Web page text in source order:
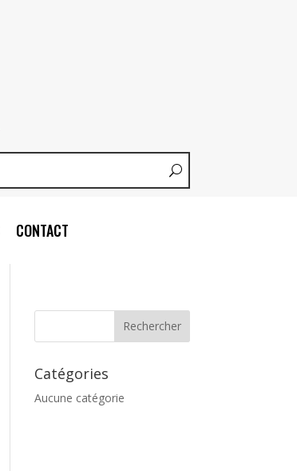
CONTACT
Catégories
Aucune catégorie